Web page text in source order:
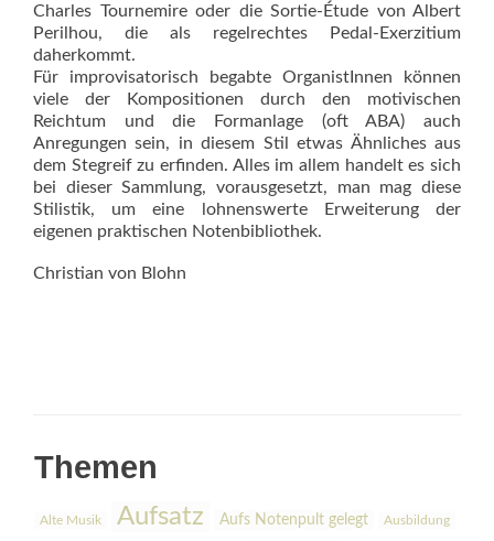
Charles Tournemire oder die Sortie-Étude von Albert
Perilhou, die als regelrechtes Pedal-Exerzitium
daherkommt.
Für improvisatorisch begabte OrganistInnen können
viele der Kompositionen durch den motivischen
Reichtum und die Formanlage (oft ABA) auch
Anregungen sein, in diesem Stil etwas Ähnliches aus
dem Stegreif zu erfinden. Alles im allem handelt es sich
bei dieser Sammlung, vorausgesetzt, man mag diese
Stilistik, um eine lohnenswerte Erweiterung der
eigenen praktischen Notenbibliothek.
Christian von Blohn
Themen
Alte Musik Aufsatz Aufs Notenpult gelegt Ausbildung